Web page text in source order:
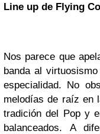
Line up de Flying
Nos parece que
banda al
especialidad. No
melodías de raíz en
tradición del Pop y
balanceados. A